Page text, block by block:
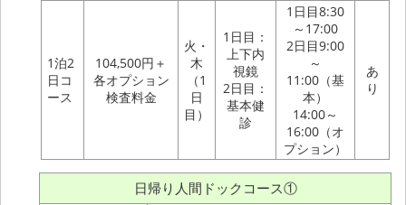
1泊2
日コ
ース
104,500円＋
各オプション
検査料金
火・
木
（1
日
目）
1日目：
上下内
視鏡
2日目：
基本健
診
1日目8:30
～17:00
2日目9:00
～
11:00（基
本）
14:00～
16:00（オ
プション）
あ
り
日帰り人間ドックコース①